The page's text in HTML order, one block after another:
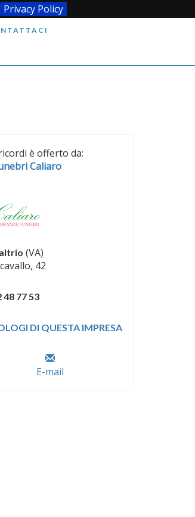
Privacy Policy
è offerto da:
Caliaro
(VA)
42
48 77 53
DI QUESTA IMPRESA
E-mail